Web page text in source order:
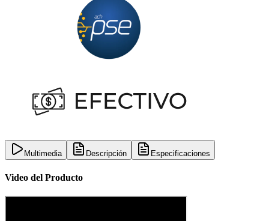
Multimedia Descripción Especificaciones
Video del Producto